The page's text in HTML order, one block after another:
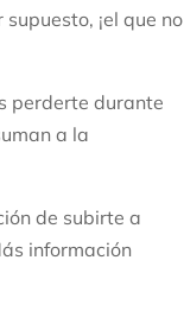
¡el que no
perderte durante
a la
de subirte a
información